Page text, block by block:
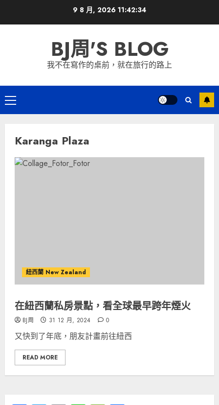
9 8 月, 2026 11:42:34
BJ周'S BLOG
我不在寫作的桌前，就在旅行的路上
Primary
Menu
Karanga Plaza
紐西蘭 New Zealand
在紐西蘭私房景點，看全球最早跨年煙火
BJ周 31 12 月, 2024 0
又快到了年底，朋友計畫前往紐西
READ MORE